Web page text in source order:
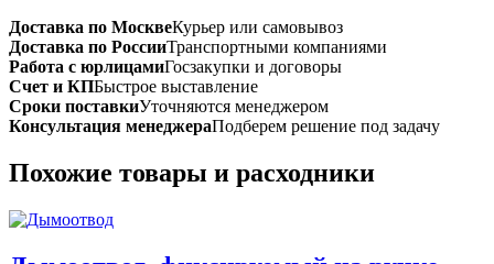
Доставка по МосквеКурьер или самовывоз
Доставка по РоссииТранспортными компаниями
Работа с юрлицамиГосзакупки и договоры
Счет и КПБыстрое выставление
Сроки поставкиУточняются менеджером
Консультация менеджераПодберем решение под задачу
Похожие товары и расходники